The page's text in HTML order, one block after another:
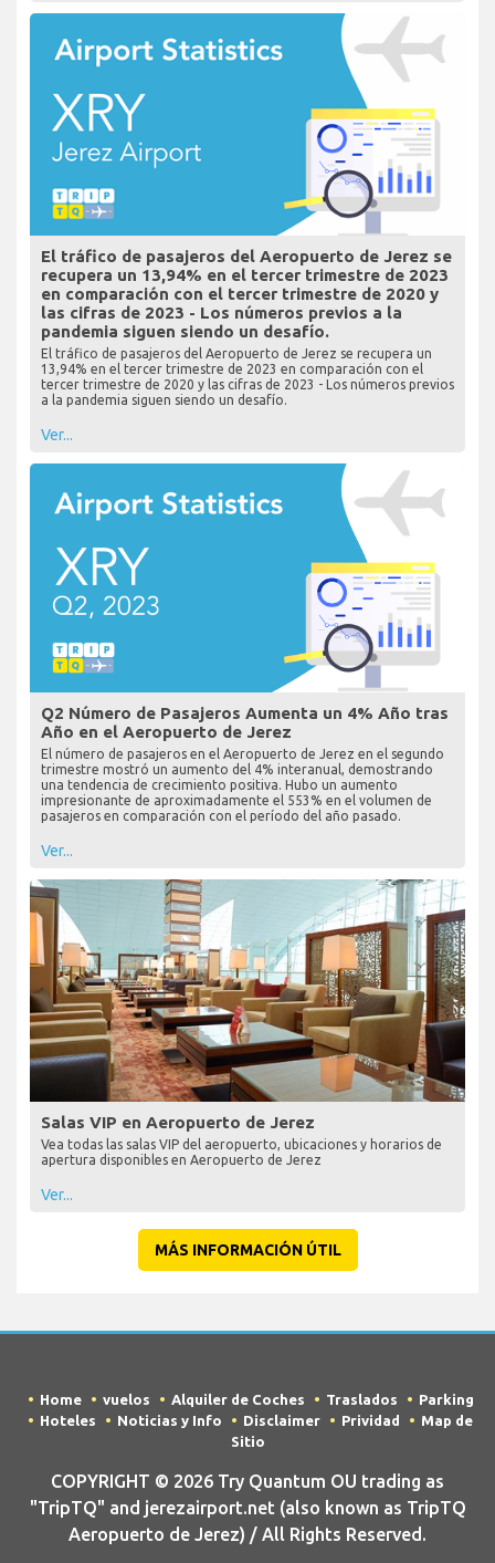
El tráfico de pasajeros del Aeropuerto de Jerez se
recupera un 13,94% en el tercer trimestre de 2023
en comparación con el tercer trimestre de 2020 y
las cifras de 2023 - Los números previos a la
pandemia siguen siendo un desafío.
El tráfico de pasajeros del Aeropuerto de Jerez se recupera un
13,94% en el tercer trimestre de 2023 en comparación con el
tercer trimestre de 2020 y las cifras de 2023 - Los números previos
a la pandemia siguen siendo un desafío.
Ver...
Q2 Número de Pasajeros Aumenta un 4% Año tras
Año en el Aeropuerto de Jerez
El número de pasajeros en el Aeropuerto de Jerez en el segundo
trimestre mostró un aumento del 4% interanual, demostrando
una tendencia de crecimiento positiva. Hubo un aumento
impresionante de aproximadamente el 553% en el volumen de
pasajeros en comparación con el período del año pasado.
Ver...
Salas VIP en Aeropuerto de Jerez
Vea todas las salas VIP del aeropuerto, ubicaciones y horarios de
apertura disponibles en Aeropuerto de Jerez
Ver...
MÁS INFORMACIÓN ÚTIL
Home vuelos Alquiler de Coches Traslados
Parking
Hoteles
Noticias y Info Disclaimer Prividad
Map de
Sitio
COPYRIGHT © 2026 Try Quantum OU trading as
"TripTQ" and jerezairport.net (also known as TripTQ
Aeropuerto de Jerez) / All Rights Reserved.